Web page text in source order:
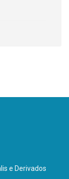
e Derivados